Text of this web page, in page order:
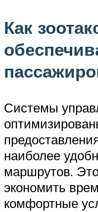
Как
Системы
наиболее
маршрутов.
экономить
комфортные